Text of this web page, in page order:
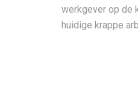
werkgever op de
huidige krappe